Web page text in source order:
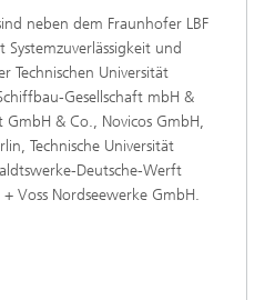
neben dem Fraunhofer LBF
Systemzuverlässigkeit und
Technischen Universität
Gesellschaft mbH &
GmbH & Co., Novicos GmbH,
Technische Universität
Deutsche-Werft
Voss Nordseewerke GmbH.